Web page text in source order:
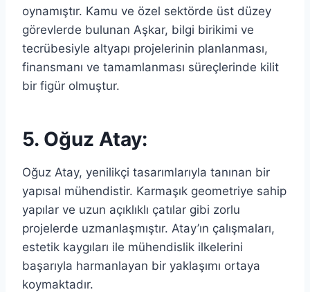
oynamıştır. Kamu ve özel sektörde üst düzey
görevlerde bulunan Aşkar, bilgi birikimi ve
tecrübesiyle altyapı projelerinin planlanması,
finansmanı ve tamamlanması süreçlerinde kilit
bir figür olmuştur.
5. Oğuz Atay:
Oğuz Atay, yenilikçi tasarımlarıyla tanınan bir
yapısal mühendistir. Karmaşık geometriye sahip
yapılar ve uzun açıklıklı çatılar gibi zorlu
projelerde uzmanlaşmıştır. Atay’ın çalışmaları,
estetik kaygıları ile mühendislik ilkelerini
başarıyla harmanlayan bir yaklaşımı ortaya
koymaktadır.